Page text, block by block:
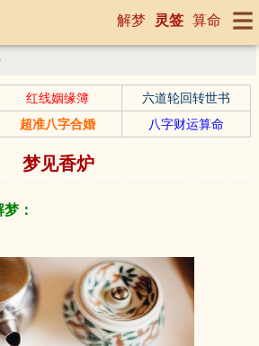
解梦 灵签 算命
红线姻缘簿
六道轮回转世书
超准八字合婚 八字财运算命
梦见香炉
：